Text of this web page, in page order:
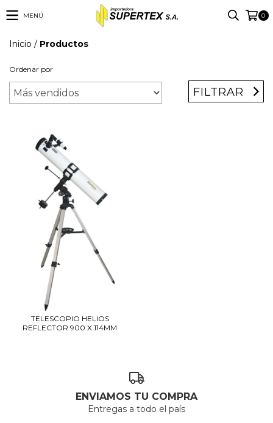
MENÚ 0
Inicio / Productos
Ordenar por
FILTRAR
TELESCOPIO HELIOS
REFLECTOR 900 X 114MM
ENVIAMOS TU COMPRA
Entregas a todo el país